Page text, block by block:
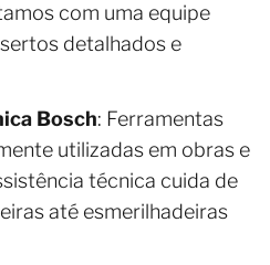
com uma equipe
detalhados e
Bosch: Ferramentas
utilizadas em obras e
técnica cuida de
até esmerilhadeiras